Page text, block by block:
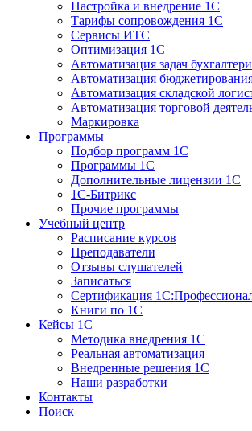
Настройка и внедрение 1С
Тарифы сопровождения 1С
Сервисы ИТС
Оптимизация 1С
Автоматизация задач
Автоматизация
Автоматизация складской
Автоматизация торговой
Маркировка
Программы
Подбор программ 1С
Программы 1С
Дополнительные лицензии 1С
1С-Битрикс
Прочие программы
Учебный центр
Расписание курсов
Преподаватели
Отзывы слушателей
Записаться
Сертификация
Книги по 1С
Кейсы 1С
Методика внедрения 1С
Реальная автоматизация
Внедренные решения 1С
Наши разработки
Контакты
Поиск